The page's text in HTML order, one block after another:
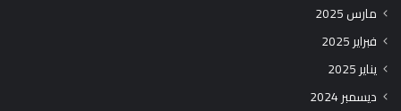
مارس 2025
فبراير 2025
يناير 2025
ديسمبر 2024